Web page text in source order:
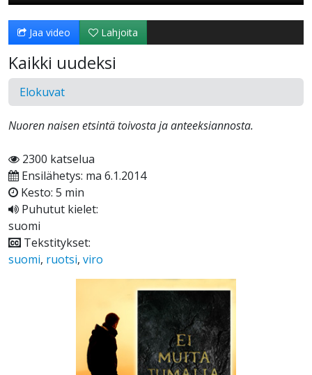
Jaa video Lahjoita
Kaikki uudeksi
Elokuvat
Nuoren naisen etsintä toivosta ja anteeksiannosta.
2300 katselua
Ensilähetys: ma 6.1.2014
Kesto: 5 min
Puhutut kielet:
suomi
Tekstitykset:
suomi, ruotsi, viro